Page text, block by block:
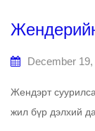
December 19,
Жендэрт
жил бүр дэлхий